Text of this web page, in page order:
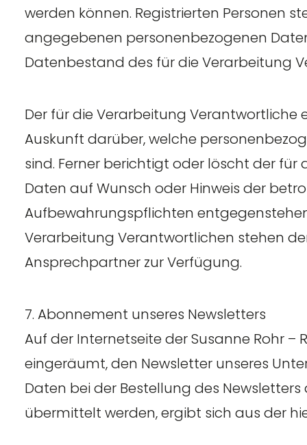
werden können. Registrierten Personen
angegebenen personenbezogenen
Datenbestand des für die Verarbeitung
Der für die Verarbeitung Verantwortliche
Auskunft darüber, welche
sind. Ferner berichtigt oder löscht der
Daten auf Wunsch oder Hinweis der
Aufbewahrungspflichten
Verarbeitung Verantwortlichen stehen
Ansprechpartner zur Verfügung.
7. Abonnement unseres Newsletters
Auf der Internetseite der Susanne Rohr –
eingeräumt, den Newsletter unseres
Daten bei der Bestellung des
übermittelt werden, ergibt sich aus der